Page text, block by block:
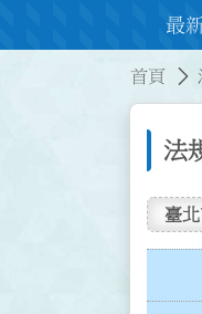
最
首頁
法
臺